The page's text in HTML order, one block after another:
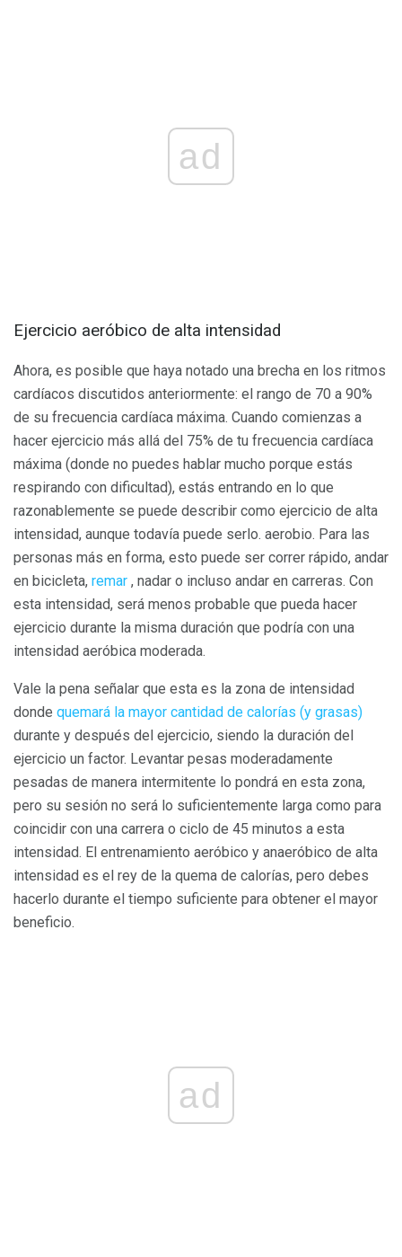
ad
Ejercicio aeróbico de alta intensidad
Ahora, es posible que haya notado una brecha en los ritmos
cardíacos discutidos anteriormente: el rango de 70 a 90%
de su frecuencia cardíaca máxima. Cuando comienzas a
hacer ejercicio más allá del 75% de tu frecuencia cardíaca
máxima (donde no puedes hablar mucho porque estás
respirando con dificultad), estás entrando en lo que
razonablemente se puede describir como ejercicio de alta
intensidad, aunque todavía puede serlo. aerobio. Para las
personas más en forma, esto puede ser correr rápido, andar
en bicicleta, remar , nadar o incluso andar en carreras. Con
esta intensidad, será menos probable que pueda hacer
ejercicio durante la misma duración que podría con una
intensidad aeróbica moderada.
Vale la pena señalar que esta es la zona de intensidad
donde quemará la mayor cantidad de calorías (y grasas)
durante y después del ejercicio, siendo la duración del
ejercicio un factor. Levantar pesas moderadamente
pesadas de manera intermitente lo pondrá en esta zona,
pero su sesión no será lo suficientemente larga como para
coincidir con una carrera o ciclo de 45 minutos a esta
intensidad. El entrenamiento aeróbico y anaeróbico de alta
intensidad es el rey de la quema de calorías, pero debes
hacerlo durante el tiempo suficiente para obtener el mayor
beneficio.
ad